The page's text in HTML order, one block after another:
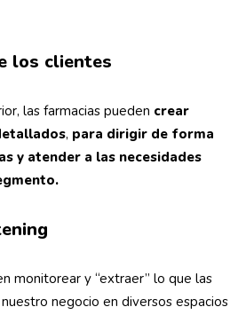
los clientes
las farmacias pueden crear
, para dirigir de forma
y atender a las necesidades
monitorear y “extraer” lo que las
negocio en diversos espacios